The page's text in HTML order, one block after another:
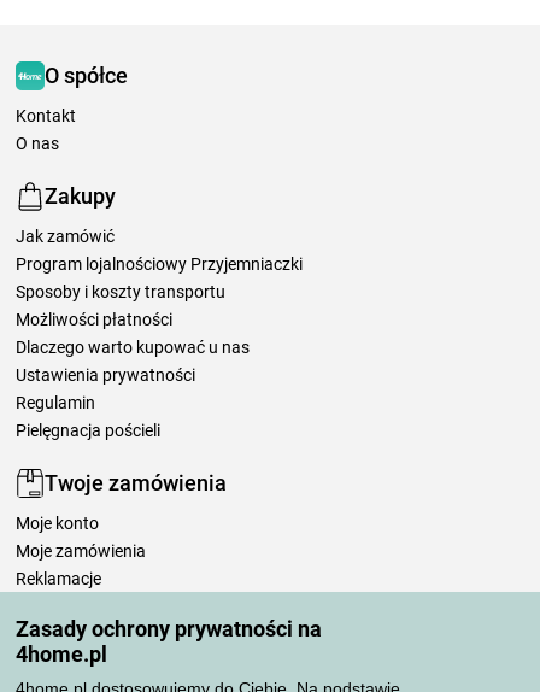
Zasady ochrony prywatności na
4home.pl
O spółce
Kontakt
O nas
Zakupy
Jak zamówić
Program lojalnościowy Przyjemniaczki
Sposoby i koszty transportu
Możliwości płatności
Dlaczego warto kupować u nas
Ustawienia prywatności
Regulamin
Pielęgnacja pościeli
Twoje zamówienia
Moje konto
Moje zamówienia
Reklamacje
Zasady przetwarzania recenzji